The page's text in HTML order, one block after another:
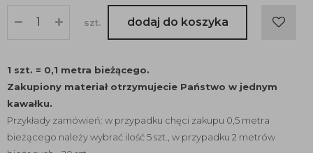
szt. dodaj do koszyka
1 szt. = 0,1 metra bieżącego.
Zakupiony materiał otrzymujecie Państwo w jednym
kawałku.
Przykłady zamówień: w przypadku chęci zakupu 0,5 metra
bieżącego należy wybrać ilość 5 szt., w przypadku 2 metrów